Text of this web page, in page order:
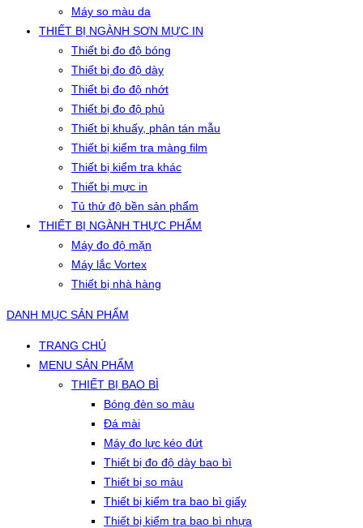
Máy so màu da
THIẾT BỊ NGÀNH SƠN MỰC IN
Thiết bị đo độ bóng
Thiết bị đo độ dày
Thiết bị đo độ nhớt
Thiết bị đo độ phủ
Thiết bị khuấy, phân tán mẫu
Thiết bị kiểm tra màng film
Thiết bị kiểm tra khác
Thiết bị mực in
Tủ thử độ bền sản phẩm
THIẾT BỊ NGÀNH THỰC PHẨM
Máy đo độ mặn
Máy lắc Vortex
Thiết bị nhà hàng
DANH MỤC SẢN PHẨM
TRANG CHỦ
MENU SẢN PHẨM
THIẾT BỊ BAO BÌ
Bóng đèn so màu
Đá mài
Máy đo lực kéo đứt
Thiết bị đo độ dày bao bì
Thiết bị so màu
Thiết bị kiểm tra bao bì giấy
Thiết bị kiểm tra bao bì nhựa